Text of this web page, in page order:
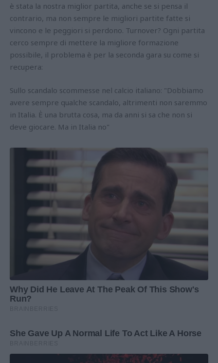
è stata la nostra miglior partita, anche se si pensa il
contrario, ma non sempre le migliori partite fatte si
vincono e le peggiori si perdono. Turnover? Ogni partita
cerco sempre di mettere la migliore formazione
possibile, il problema è per la seconda gara su come si
recupera:
Sullo scandalo scommesse nel calcio italiano: "Dobbiamo
avere sempre qualche scandalo, altrimenti non saremmo
in Italia. È una brutta cosa, ma da anni si sa che non si
deve giocare. Ma in Italia no"